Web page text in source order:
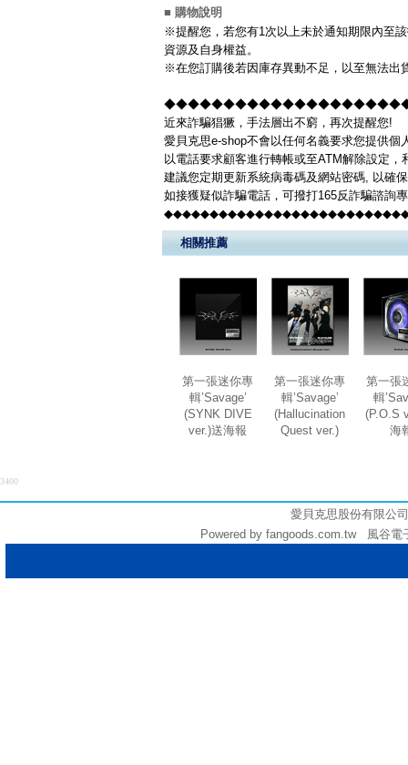
■ 購物說明
※提醒您，若您有1次以上未於通知期限內至
資源及自身權益。
※在您訂購後若因庫存異動不足，以至無法出
◆◆◆◆◆◆◆◆◆◆◆◆◆◆◆◆◆◆◆◆◆◆◆◆
近來詐騙猖獗，手法層出不窮，再次提醒您!
愛貝克思e-shop不會以任何名義要求您提供個
以電話要求顧客進行轉帳或至ATM解除設定
建議您定期更新系統病毒碼及網站密碼, 以確
如接獲疑似詐騙電話，可撥打165反詐騙諮詢
相關推薦
第一張迷你專
輯’Savage’
(SYNK DIVE
ver.)送海報
第一張迷你專
輯’Savage’
(Hallucination
Quest ver.)
第一張
輯
(P.O.S
海
3400
愛貝克思股份有限
Powered by fangoods.com.tw 風谷電子商